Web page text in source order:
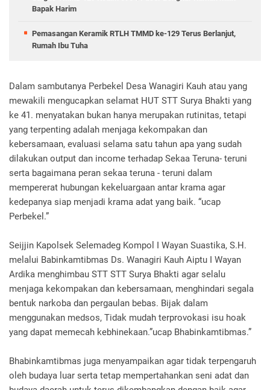
Bapak Harim
Pemasangan Keramik RTLH TMMD ke-129 Terus Berlanjut,
Rumah Ibu Tuha
Dalam sambutanya Perbekel Desa Wanagiri Kauh atau yang
mewakili mengucapkan selamat HUT STT Surya Bhakti yang
ke 41. menyatakan bukan hanya merupakan rutinitas, tetapi
yang terpenting adalah menjaga kekompakan dan
kebersamaan, evaluasi selama satu tahun apa yang sudah
dilakukan output dan income terhadap Sekaa Teruna- teruni
serta bagaimana peran sekaa teruna - teruni dalam
mempererat hubungan kekeluargaan antar krama agar
kedepanya siap menjadi krama adat yang baik. “ucap
Perbekel.”
Seijjin Kapolsek Selemadeg Kompol I Wayan Suastika, S.H.
melalui Babinkamtibmas Ds. Wanagiri Kauh Aiptu I Wayan
Ardika menghimbau STT STT Surya Bhakti agar selalu
menjaga kekompakan dan kebersamaan, menghindari segala
bentuk narkoba dan pergaulan bebas. Bijak dalam
menggunakan medsos, Tidak mudah terprovokasi isu hoak
yang dapat memecah kebhinekaan.”ucap Bhabinkamtibmas.”
Bhabinkamtibmas juga menyampaikan agar tidak terpengaruh
oleh budaya luar serta tetap mempertahankan seni adat dan